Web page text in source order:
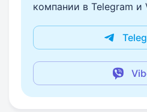
компании в Telegram и